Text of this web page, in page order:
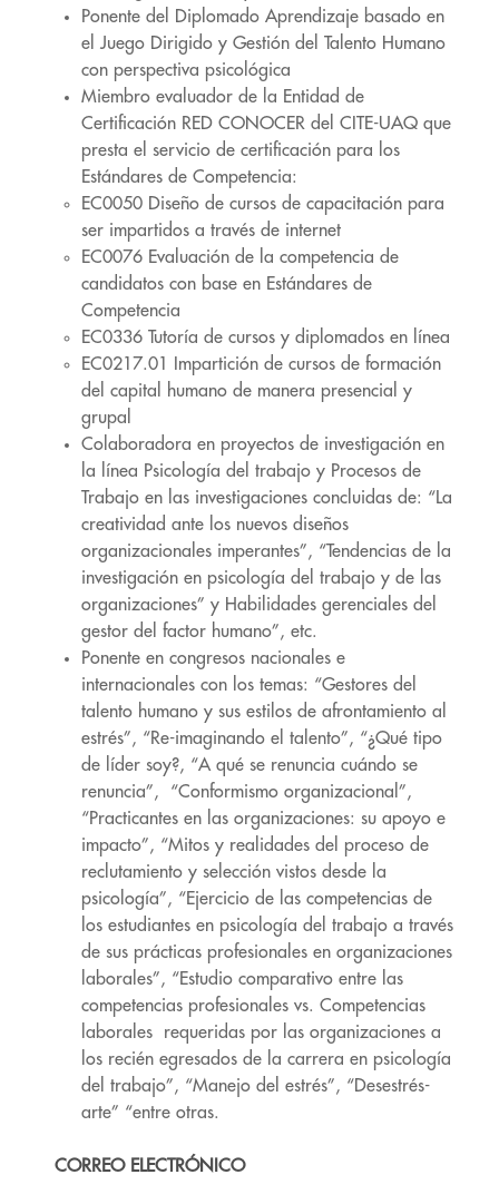
Ponente del Diplomado Aprendizaje basado en
el Juego Dirigido y Gestión del Talento Humano
con perspectiva psicológica
Miembro evaluador de la Entidad de
Certificación RED CONOCER del CITE-UAQ que
presta el servicio de certificación para los
Estándares de Competencia:
EC0050 Diseño de cursos de capacitación para
ser impartidos a través de internet
EC0076 Evaluación de la competencia de
candidatos con base en Estándares de
Competencia
EC0336 Tutoría de cursos y diplomados en línea
EC0217.01 Impartición de cursos de formación
del capital humano de manera presencial y
grupal
Colaboradora en proyectos de investigación en
la línea Psicología del trabajo y Procesos de
Trabajo en las investigaciones concluidas de: “La
creatividad ante los nuevos diseños
organizacionales imperantes”, “Tendencias de la
investigación en psicología del trabajo y de las
organizaciones” y Habilidades gerenciales del
gestor del factor humano”, etc.
Ponente en congresos nacionales e
internacionales con los temas: “Gestores del
talento humano y sus estilos de afrontamiento al
estrés”, “Re-imaginando el talento”, “¿Qué tipo
de líder soy?, “A qué se renuncia cuándo se
renuncia”, “Conformismo organizacional”,
“Practicantes en las organizaciones: su apoyo e
impacto”, “Mitos y realidades del proceso de
reclutamiento y selección vistos desde la
psicología”, “Ejercicio de las competencias de
los estudiantes en psicología del trabajo a través
de sus prácticas profesionales en organizaciones
laborales”, “Estudio comparativo entre las
competencias profesionales vs. Competencias
laborales requeridas por las organizaciones a
los recién egresados de la carrera en psicología
del trabajo”, “Manejo del estrés”, “Desestrés-
arte” “entre otras.
CORREO ELECTRÓNICO